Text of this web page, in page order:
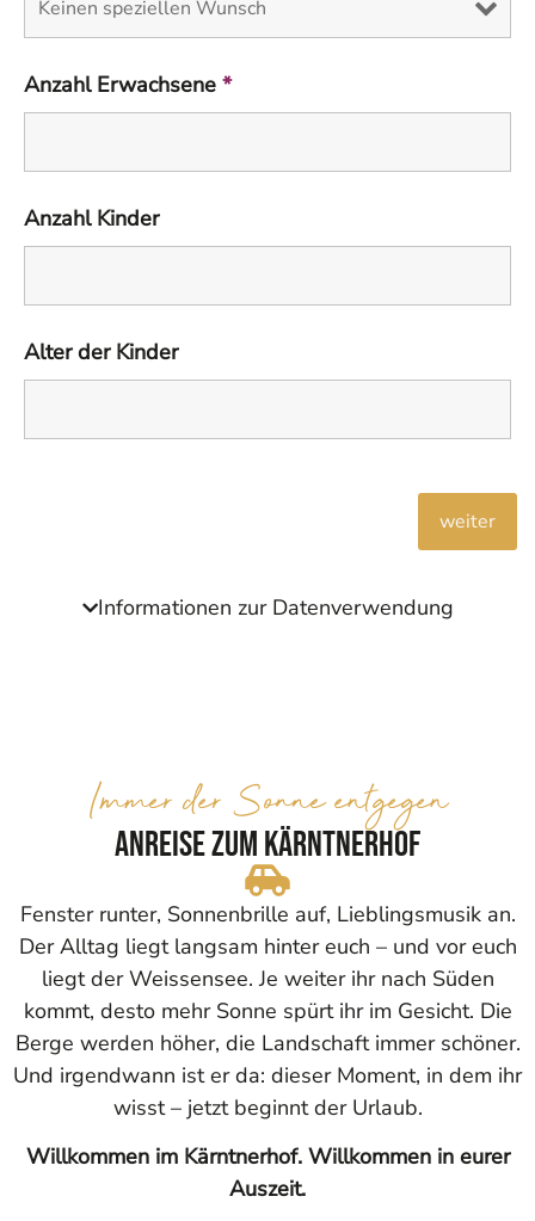
Anzahl Erwachsene *
Anzahl Kinder
Alter der Kinder
Informationen zur Datenverwendung
Immer der Sonne entgegen
Anreise zum Kärntnerhof
Fenster runter, Sonnenbrille auf, Lieblingsmusik an.
Der Alltag liegt langsam hinter euch – und vor euch
liegt der Weissensee. Je weiter ihr nach Süden
kommt, desto mehr Sonne spürt ihr im Gesicht. Die
Berge werden höher, die Landschaft immer schöner.
Und irgendwann ist er da: dieser Moment, in dem ihr
wisst – jetzt beginnt der Urlaub.
Willkommen im Kärntnerhof. Willkommen in eurer
Auszeit.